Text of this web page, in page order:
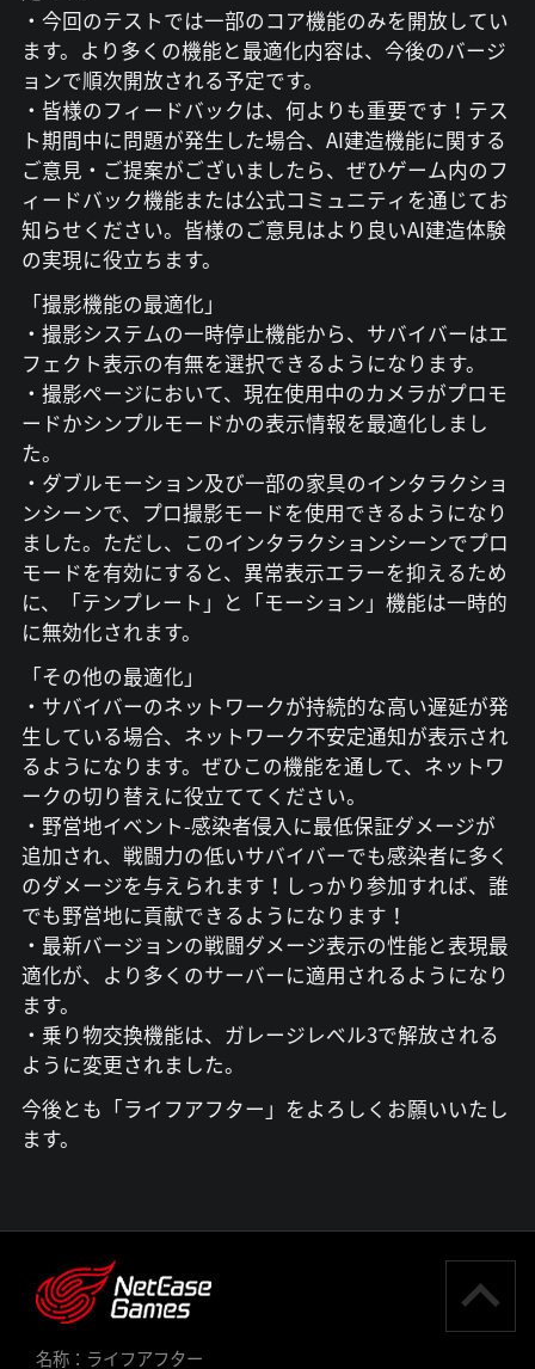
・今回のテストでは一部のコア機能のみを開放してい
ます。より多くの機能と最適化内容は、今後のバージ
ョンで順次開放される予定です。
・皆様のフィードバックは、何よりも重要です！テス
ト期間中に問題が発生した場合、AI建造機能に関する
ご意見・ご提案がございましたら、ぜひゲーム内のフ
ィードバック機能または公式コミュニティを通じてお
知らせください。皆様のご意見はより良いAI建造体験
の実現に役立ちます。
「撮影機能の最適化」
・撮影システムの一時停止機能から、サバイバーはエ
フェクト表示の有無を選択できるようになります。
・撮影ページにおいて、現在使用中のカメラがプロモ
ードかシンプルモードかの表示情報を最適化しまし
た。
・ダブルモーション及び一部の家具のインタラクショ
ンシーンで、プロ撮影モードを使用できるようになり
ました。ただし、このインタラクションシーンでプロ
モードを有効にすると、異常表示エラーを抑えるため
に、「テンプレート」と「モーション」機能は一時的
に無効化されます。
「その他の最適化」
・サバイバーのネットワークが持続的な高い遅延が発
生している場合、ネットワーク不安定通知が表示され
るようになります。ぜひこの機能を通して、ネットワ
ークの切り替えに役立ててください。
・野営地イベント-感染者侵入に最低保証ダメージが
追加され、戦闘力の低いサバイバーでも感染者に多く
のダメージを与えられます！しっかり参加すれば、誰
でも野営地に貢献できるようになります！
・最新バージョンの戦闘ダメージ表示の性能と表現最
適化が、より多くのサーバーに適用されるようになり
ます。
・乗り物交換機能は、ガレージレベル3で解放される
ように変更されました。
今後とも「ライフアフター」をよろしくお願いいたし
ます。
名称：ライフアフター